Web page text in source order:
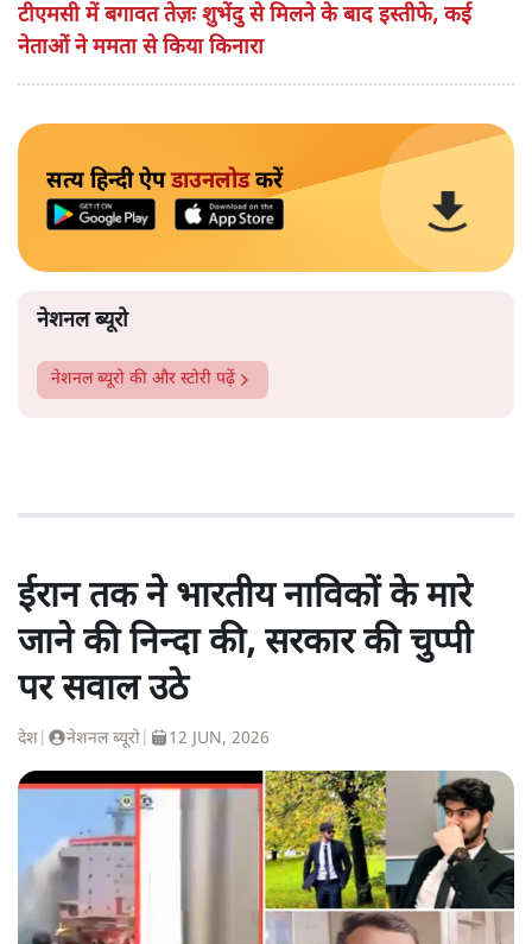
टीएमसी में बगावत तेज़ः शुभेंदु से मिलने के बाद इस्तीफे, कई
नेताओं ने ममता से किया किनारा
सत्य हिन्दी ऐपडाउनलोडकरें
नेशनल ब्यूरो
नेशनल ब्यूरो की और स्टोरी पढ़ें
ईरान तक ने भारतीय नाविकों के मारे
जाने की निन्दा की, सरकार की चुप्पी
पर सवाल उठे
देश नेशनल ब्यूरो 12 JUN, 2026